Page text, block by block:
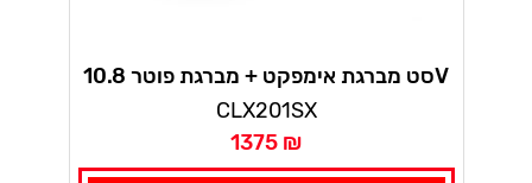
סט מברגת אימפקט + מברגת פוטר 10.8V
מטען מהיר מקיטה
CLX201SX
1375 ₪